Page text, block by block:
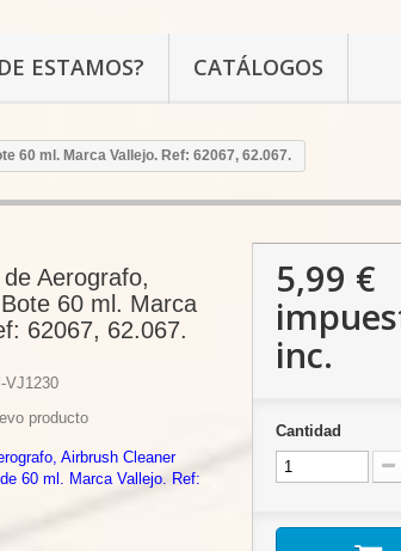
ESTAMOS? CATÁLOGOS
60 ml. Marca Vallejo. Ref: 62067, 62.067.
Aerografo,
60 ml. Marca
62067, 62.067.
VJ1230
producto
Airbrush Cleaner
60 ml. Marca Vallejo. Ref:
5,99 €
inc.
Cantidad